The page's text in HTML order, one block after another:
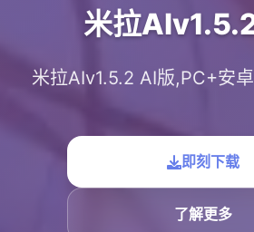
米拉
米拉AIv1.5.2 AI版,PC+安
即刻下载
了解更多